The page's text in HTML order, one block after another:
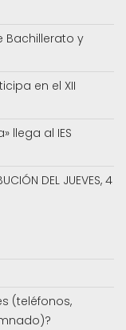
Bachillerato y
en el XII
llega al IES
DEL JUEVES, 4
(teléfonos,